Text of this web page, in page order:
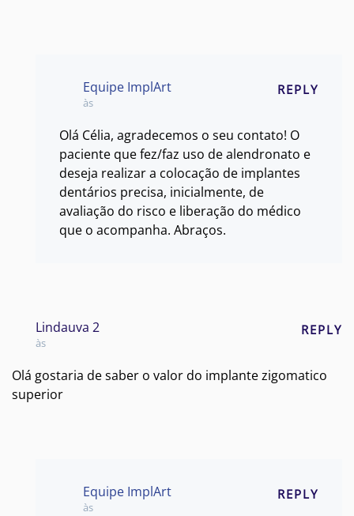
Equipe ImplArt
às
REPLY
Olá Célia, agradecemos o seu contato! O
paciente que fez/faz uso de alendronato e
deseja realizar a colocação de implantes
dentários precisa, inicialmente, de
avaliação do risco e liberação do médico
que o acompanha. Abraços.
Lindauva 2
às
REPLY
Olá gostaria de saber o valor do implante zigomatico
superior
Equipe ImplArt
às
REPLY